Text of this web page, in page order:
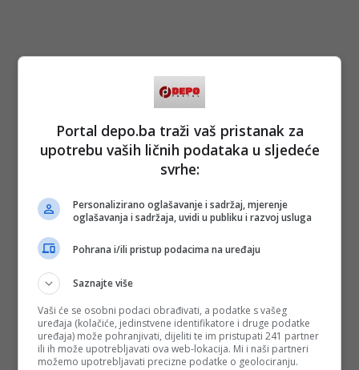
Portal depo.ba traži vaš pristanak za
upotrebu vaših ličnih podataka u sljedeće
svrhe:
Personalizirano oglašavanje i sadržaj, mjerenje
oglašavanja i sadržaja, uvidi u publiku i razvoj usluga
Pohrana i/ili pristup podacima na uređaju
Saznajte više
Vaši će se osobni podaci obrađivati, a podatke s vašeg
uređaja (kolačiće, jedinstvene identifikatore i druge podatke
uređaja) može pohranjivati, dijeliti te im pristupati 241 partner
ili ih može upotrebljavati ova web-lokacija. Mi i naši partneri
možemo upotrebljavati precizne podatke o geolociranju.